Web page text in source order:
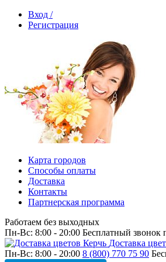
Вход /
Регистрация
Карта городов
Способы оплаты
Доставка
Контакты
Партнерская программа
Работаем без выходных
Пн-Вс: 8:00 - 20:00 Бесплатный звонок
Доставка
Пн-Вс: 8:00 - 20:00 8 (800) 770 75 90